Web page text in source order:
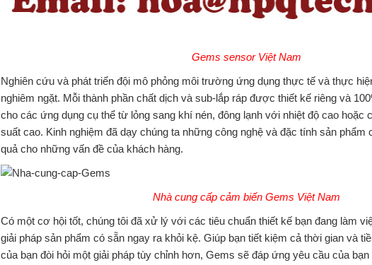
Gems sensor Việt Nam
Nghiên cứu và phát triển đội mô phỏng môi trường ứng dụng thực tế và thực
nghiêm ngặt. Mỗi thành phần chất dịch và sub-lắp ráp được thiết kế riêng và
cho các ứng dụng cụ thể từ lỏng sang khí nén, đông lạnh với nhiệt độ cao hoặc
suất cao. Kinh nghiệm đã dạy chúng ta những công nghệ và đặc tính sản phẩm
quả cho những vấn đề của khách hàng.
Nhà cung cấp cảm biến Gems Việt Nam
Có một cơ hội tốt, chúng tôi đã xử lý với các tiêu chuẩn thiết kế bạn đang làm
giải pháp sản phẩm có sẵn ngay ra khỏi kệ. Giúp bạn tiết kiệm cả thời gian và
của bạn đòi hỏi một giải pháp tùy chỉnh hơn, Gems sẽ đáp ứng yêu cầu của